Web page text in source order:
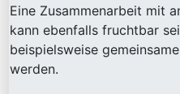
Eine Zusammenarbeit mit
kann ebenfalls fruchtbar
beispielsweise
werden.